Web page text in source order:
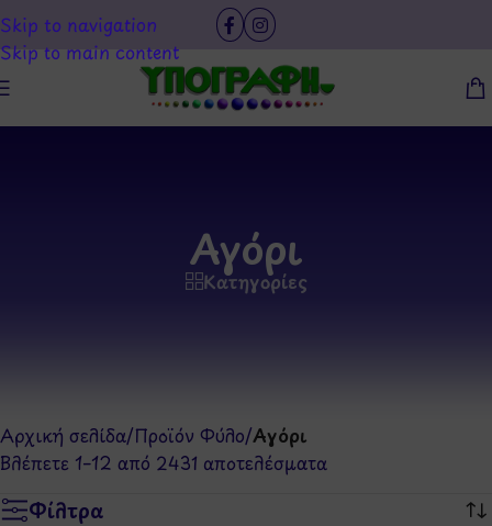
Skip to navigation
Skip to main content
Αγόρι
Κατηγορίες
Αρχική σελίδα/Προϊόν Φύλο/Αγόρι
Βλέπετε 1–12 από 2431 αποτελέσματα
Φίλτρα